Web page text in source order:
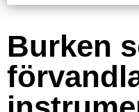
Burken